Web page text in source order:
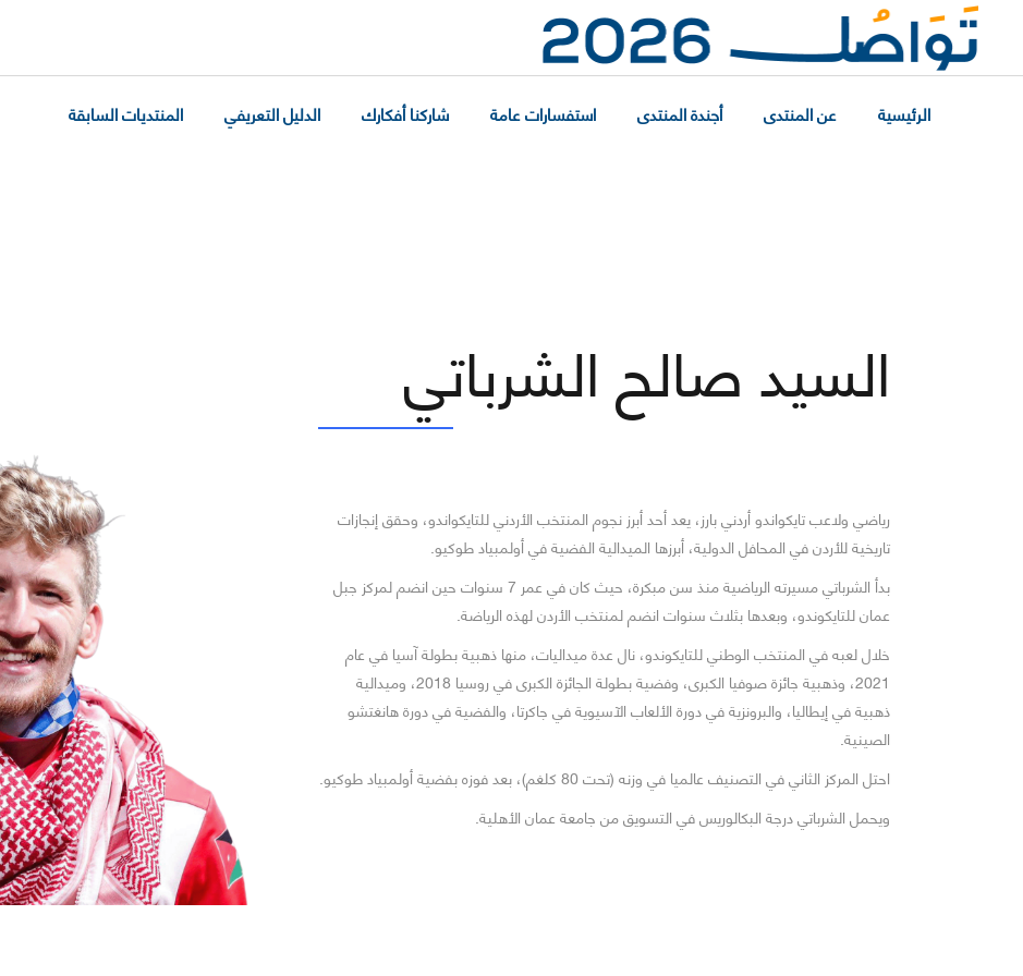
الرئيسية عن المنتدى أجندة المنتدى استفسارات عامة شاركنا أفكارك الدليل التعريفي المنتديات السابقة
السيد صالح الشرباتي
رياضي ولاعب تايكواندو أردني بارز، يعد أحد أبرز نجوم المنتخب الأردني للتايكواندو، وحقق إنجازات
تاريخية للأردن في المحافل الدولية، أبرزها الميدالية الفضية في أولمبياد طوكيو.
بدأ الشرباتي مسيرته الرياضية منذ سن مبكرة، حيث كان في عمر 7 سنوات حين انضم لمركز جبل
عمان للتايكوندو، وبعدها بثلاث سنوات انضم لمنتخب الأردن لهذه الرياضة.
خلال لعبه في المنتخب الوطني للتايكوندو، نال عدة ميداليات، منها ذهبية بطولة آسيا في عام
2021، وذهبية جائزة صوفيا الكبرى، وفضية بطولة الجائزة الكبرى في روسيا 2018، وميدالية
ذهبية في إيطاليا، والبرونزية في دورة الألعاب الآسيوية في جاكرتا، والفضية في دورة هانغتشو
الصينية.
احتل المركز الثاني في التصنيف عالميا في وزنه (تحت 80 كلغم)، بعد فوزه بفضية أولمبياد طوكيو.
ويحمل الشرباتي درجة البكالوريس في التسويق من جامعة عمان الأهلية.